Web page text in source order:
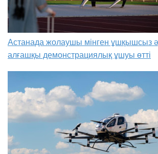
Астанада жолаушы мінген ұшқышсыз
алғашқы демонстрациялық ұшуы өтті